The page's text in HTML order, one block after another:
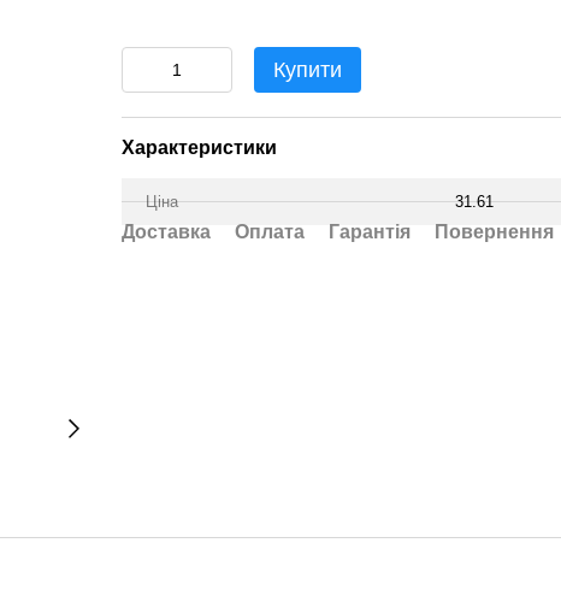
Купити
Характеристики
Ціна 31.61
Доставка Оплата Гарантія Повернення